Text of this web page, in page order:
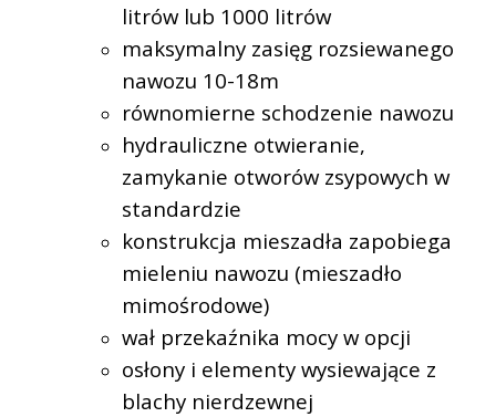
litrów lub 1000 litrów
maksymalny zasięg rozsiewanego
nawozu 10-18m
równomierne schodzenie nawozu
hydrauliczne otwieranie,
zamykanie otworów zsypowych w
standardzie
konstrukcja mieszadła zapobiega
mieleniu nawozu (mieszadło
mimośrodowe)
wał przekaźnika mocy w opcji
osłony i elementy wysiewające z
blachy nierdzewnej